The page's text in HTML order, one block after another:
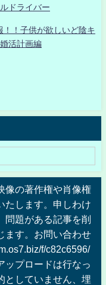
ドライバー
！！子供が欲しいど陰キ
活計画編
像の著作権や肖像権
たします。申しわけ
問題がある記事を削
ます。お問い合わせ
f/c82c6596/
ップロードは行なっ
としていません、埋